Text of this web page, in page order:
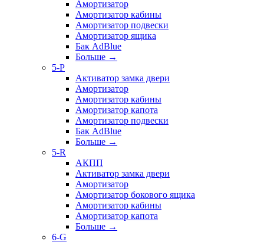
Амортизатор
Амортизатор кабины
Амортизатор подвески
Амортизатор ящика
Бак AdBlue
Больше →
5-P
Активатор замка двери
Амортизатор
Амортизатор кабины
Амортизатор капота
Амортизатор подвески
Бак AdBlue
Больше →
5-R
АКПП
Активатор замка двери
Амортизатор
Амортизатор бокового ящика
Амортизатор кабины
Амортизатор капота
Больше →
6-G